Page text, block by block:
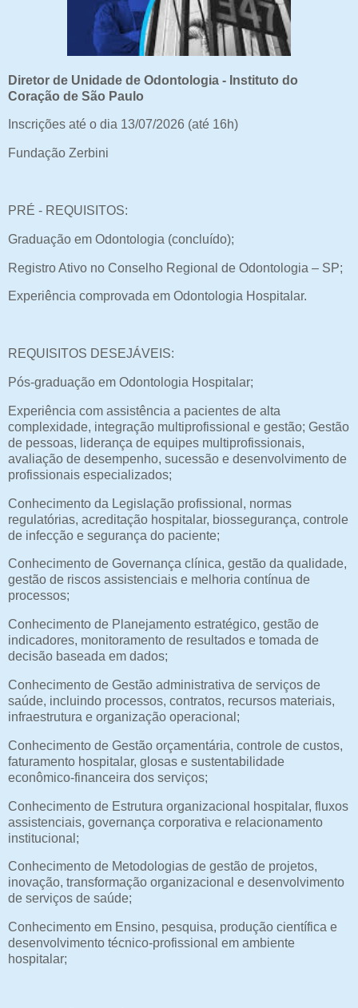
Diretor de Unidade de Odontologia - Instituto do
Coração de São Paulo
Inscrições até o dia 13/07/2026 (até 16h)
Fundação Zerbini
PRÉ - REQUISITOS:
Graduação em Odontologia (concluído);
Registro Ativo no Conselho Regional de Odontologia – SP;
Experiência comprovada em Odontologia Hospitalar.
REQUISITOS DESEJÁVEIS:
Pós-graduação em Odontologia Hospitalar;
Experiência com assistência a pacientes de alta
complexidade, integração multiprofissional e gestão; Gestão
de pessoas, liderança de equipes multiprofissionais,
avaliação de desempenho, sucessão e desenvolvimento de
profissionais especializados;
Conhecimento da Legislação profissional, normas
regulatórias, acreditação hospitalar, biossegurança, controle
de infecção e segurança do paciente;
Conhecimento de Governança clínica, gestão da qualidade,
gestão de riscos assistenciais e melhoria contínua de
processos;
Conhecimento de Planejamento estratégico, gestão de
indicadores, monitoramento de resultados e tomada de
decisão baseada em dados;
Conhecimento de Gestão administrativa de serviços de
saúde, incluindo processos, contratos, recursos materiais,
infraestrutura e organização operacional;
Conhecimento de Gestão orçamentária, controle de custos,
faturamento hospitalar, glosas e sustentabilidade
econômico-financeira dos serviços;
Conhecimento de Estrutura organizacional hospitalar, fluxos
assistenciais, governança corporativa e relacionamento
institucional;
Conhecimento de Metodologias de gestão de projetos,
inovação, transformação organizacional e desenvolvimento
de serviços de saúde;
Conhecimento em Ensino, pesquisa, produção científica e
desenvolvimento técnico-profissional em ambiente
hospitalar;